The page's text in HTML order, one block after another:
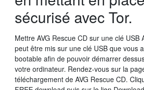
sécurisé avec Tor.
Mettre AVG Rescue CD sur une clé USB
peut être mis sur une clé USB que vous
bootable afin de pouvoir démarrer
votre ordinateur. Rendez-vous sur la
téléchargement de AVG Rescue CD.